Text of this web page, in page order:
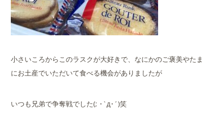
小さいころからこのラスクが大好きで、なにかのご褒美やたま
にお土産でいただいて食べる機会がありましたが
いつも兄弟で争奪戦でした(; ･`д･´)笑